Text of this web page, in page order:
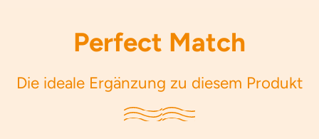
Perfect Match
Die ideale Ergänzung zu diesem Produkt